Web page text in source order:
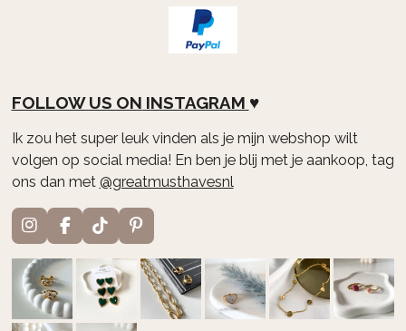
FOLLOW US ON INSTAGRAM ♥
Ik zou het super leuk vinden als je mijn webshop wilt
volgen op social media! En ben je blij met je aankoop, tag
ons dan met @greatmusthavesnl
I
n
s
t
a
g
F
a
c
e
b
o
T
i
k
T
o
P
i
n